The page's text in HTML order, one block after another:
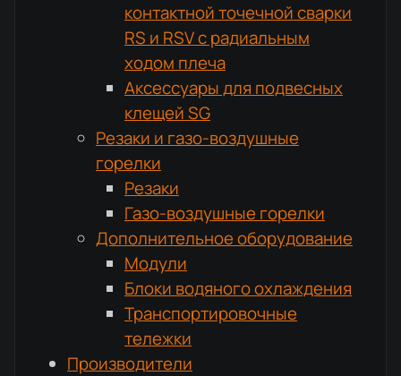
контактной точечной сварки
RS и RSV с радиальным
ходом плеча
Аксессуары для подвесных
клещей SG
Резаки и газо-воздушные
горелки
Резаки
Газо-воздушные горелки
Дополнительное оборудование
Модули
Блоки водяного охлаждения
Транспортировочные
тележки
Производители